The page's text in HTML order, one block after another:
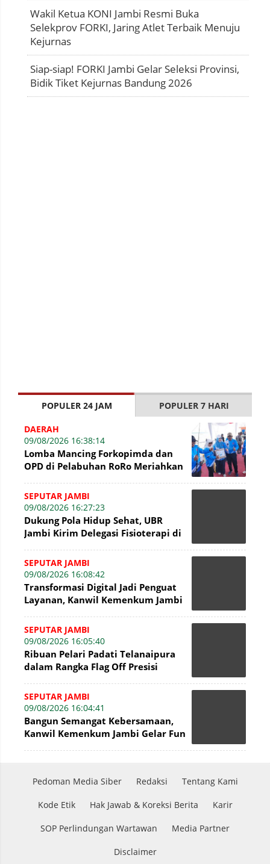
Wakil Ketua KONI Jambi Resmi Buka
Selekprov FORKI, Jaring Atlet Terbaik Menuju
Kejurnas
Siap-siap! FORKI Jambi Gelar Seleksi Provinsi,
Bidik Tiket Kejurnas Bandung 2026
POPULER 24 JAM POPULER 7 HARI
DAERAH
09/08/2026 16:38:14
Lomba Mancing Forkopimda dan
OPD di Pelabuhan RoRo Meriahkan
Barat
SEPUTAR JAMBI
09/08/2026 16:27:23
Dukung Pola Hidup Sehat, UBR
Jambi Kirim Delegasi Fisioterapi di
SEPUTAR JAMBI
09/08/2026 16:08:42
Transformasi Digital Jadi Penguat
Layanan, Kanwil Kemenkum Jambi
SEPUTAR JAMBI
09/08/2026 16:05:40
Ribuan Pelari Padati Telanaipura
dalam Rangka Flag Off Presisi
SEPUTAR JAMBI
09/08/2026 16:04:41
Bangun Semangat Kebersamaan,
Kanwil Kemenkum Jambi Gelar Fun
Pedoman Media Siber Redaksi Tentang Kami
Kode Etik Hak Jawab & Koreksi Berita Karir
SOP Perlindungan Wartawan Media Partner
Disclaimer